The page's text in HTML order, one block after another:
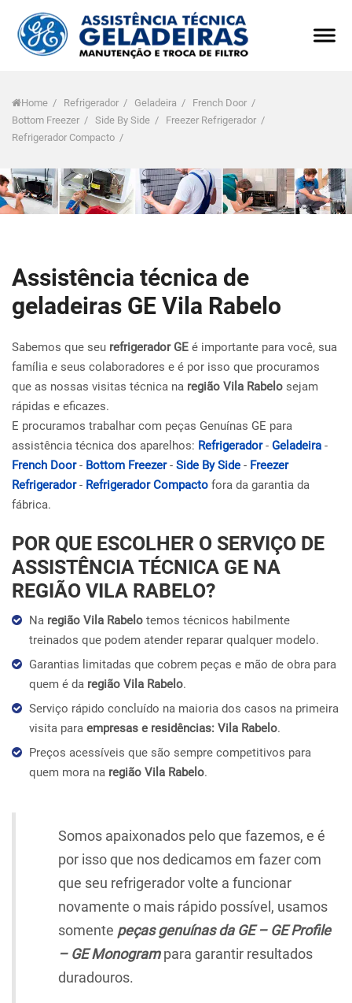
Home / Refrigerador / Geladeira / French Door /
Bottom Freezer / Side By Side / Freezer Refrigerador /
Refrigerador Compacto /
Assistência técnica de
geladeiras GE Vila Rabelo
Sabemos que seu refrigerador GE é importante para você, sua
família e seus colaboradores e é por isso que procuramos
que as nossas visitas técnica na região Vila Rabelo sejam
rápidas e eficazes.
E procuramos trabalhar com peças Genuínas GE para
assistência técnica dos aparelhos: Refrigerador- Geladeira -
French Door- Bottom Freezer- Side By Side - Freezer
Refrigerador- Refrigerador Compacto fora da garantia da
fábrica.
POR QUE ESCOLHER O SERVIÇO DE
ASSISTÊNCIA TÉCNICA GE NA
REGIÃO VILA RABELO?
Na região Vila Rabelo temos técnicos habilmente
treinados que podem atender reparar qualquer modelo.
Garantias limitadas que cobrem peças e mão de obra para
quem é da região Vila Rabelo.
Serviço rápido concluído na maioria dos casos na primeira
visita para empresas e residências: Vila Rabelo.
Preços acessíveis que são sempre competitivos para
quem mora na região Vila Rabelo.
Somos apaixonados pelo que fazemos, e é
por isso que nos dedicamos em fazer com
que seu refrigerador volte a funcionar
novamente o mais rápido possível, usamos
somente peças genuínas da GE – GE Profile
– GE Monogrampara garantir resultados
duradouros.